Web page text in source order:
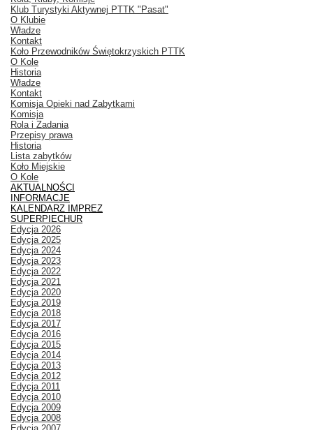
Klub Turystyki Aktywnej PTTK "Pasat"
O Klubie
Władze
Kontakt
Koło Przewodników Świętokrzyskich PTTK
O Kole
Historia
Władze
Kontakt
Komisja Opieki nad Zabytkami
Komisja
Rola i Zadania
Przepisy prawa
Historia
Lista zabytków
Koło Miejskie
O Kole
AKTUALNOŚCI
INFORMACJE
KALENDARZ IMPREZ
SUPERPIECHUR
Edycja 2026
Edycja 2025
Edycja 2024
Edycja 2023
Edycja 2022
Edycja 2021
Edycja 2020
Edycja 2019
Edycja 2018
Edycja 2017
Edycja 2016
Edycja 2015
Edycja 2014
Edycja 2013
Edycja 2012
Edycja 2011
Edycja 2010
Edycja 2009
Edycja 2008